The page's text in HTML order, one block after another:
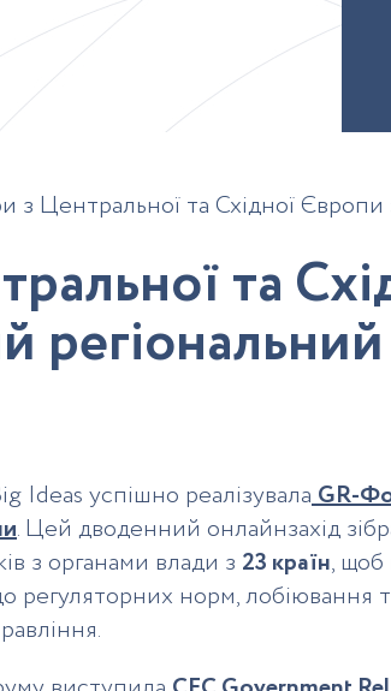
з Центральної та Східної
тральноїта Схі
й регіональний
Ideas успішно реалізувала GR-
. Цей дводенний онлайнзахід
з органами влади з 23 країн, щоб
регуляторних норм, лобіювання